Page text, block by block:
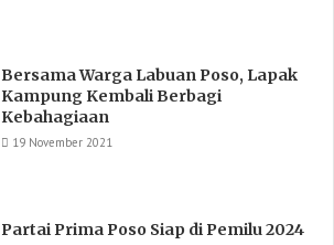
Bersama Warga Labuan Poso, Lapak
Kampung Kembali Berbagi
Kebahagiaan
19 November 2021
Partai Prima Poso Siap di Pemilu 2024